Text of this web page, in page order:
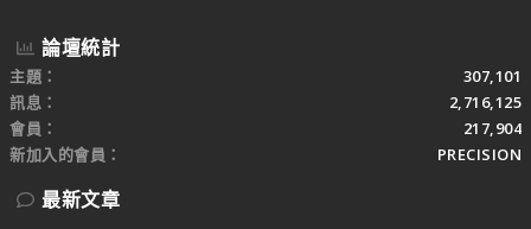
論壇統計
主題
307,101
訊息
2,716,125
會員
217,904
新加入的會員
PRECISION
最新文章